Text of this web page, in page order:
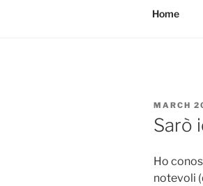
Home
POSTED
ON
MARCH
Sarò
Ho
notevoli